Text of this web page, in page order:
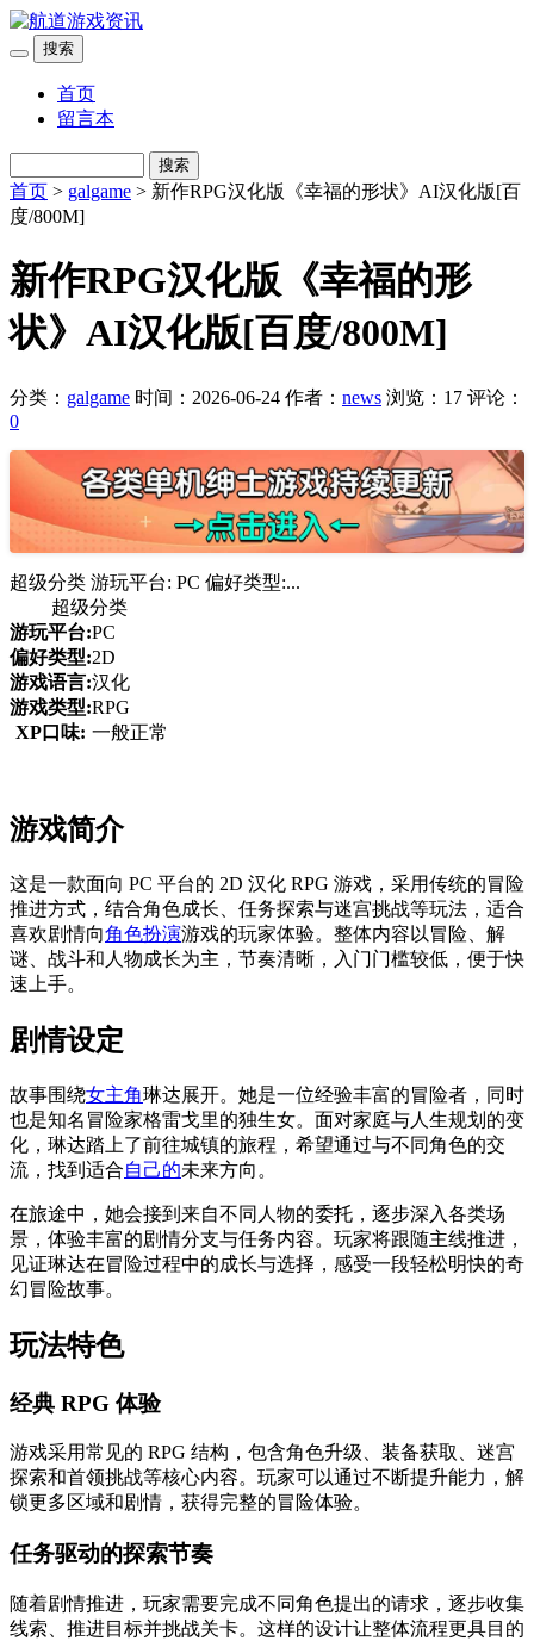
搜索
首页
留言本
搜索
首页 > galgame > 新作RPG汉化版《幸福的形状》AI汉化版[百
度/800M]
新作RPG汉化版《幸福的形
状》AI汉化版[百度/800M]
分类： galgame 时间：2026-06-24 作者： news 浏览：17 评论：
0
超级分类 游玩平台: PC 偏好类型:...
超级分类
游玩平台:PC
偏好类型:2D
游戏语言:汉化
游戏类型:RPG
XP口味: 一般正常
游戏简介
这是一款面向 PC 平台的 2D 汉化 RPG 游戏，采用传统的冒险
推进方式，结合角色成长、任务探索与迷宫挑战等玩法，适合
喜欢剧情向角色扮演游戏的玩家体验。整体内容以冒险、解
谜、战斗和人物成长为主，节奏清晰，入门门槛较低，便于快
速上手。
剧情设定
故事围绕女主角琳达展开。她是一位经验丰富的冒险者，同时
也是知名冒险家格雷戈里的独生女。面对家庭与人生规划的变
化，琳达踏上了前往城镇的旅程，希望通过与不同角色的交
流，找到适合自己的未来方向。
在旅途中，她会接到来自不同人物的委托，逐步深入各类场
景，体验丰富的剧情分支与任务内容。玩家将跟随主线推进，
见证琳达在冒险过程中的成长与选择，感受一段轻松明快的奇
幻冒险故事。
玩法特色
经典 RPG 体验
游戏采用常见的 RPG 结构，包含角色升级、装备获取、迷宫
探索和首领挑战等核心内容。玩家可以通过不断提升能力，解
锁更多区域和剧情，获得完整的冒险体验。
任务驱动的探索节奏
随着剧情推进，玩家需要完成不同角色提出的请求，逐步收集
线索、推进目标并挑战关卡。这样的设计让整体流程更具目的